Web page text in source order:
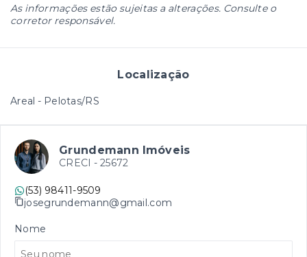
As informações estão sujeitas a alterações. Consulte o
corretor responsável.
Localização
Areal - Pelotas/RS
Grundemann Imóveis
CRECI - 25672
(53) 98411-9509
josegrundemann@gmail.com
Nome